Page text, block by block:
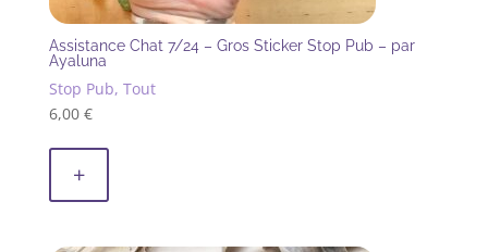
Assistance Chat 7/24 – Gros Sticker Stop Pub – par
Ayaluna
Stop Pub, Tout
6,00 €
+